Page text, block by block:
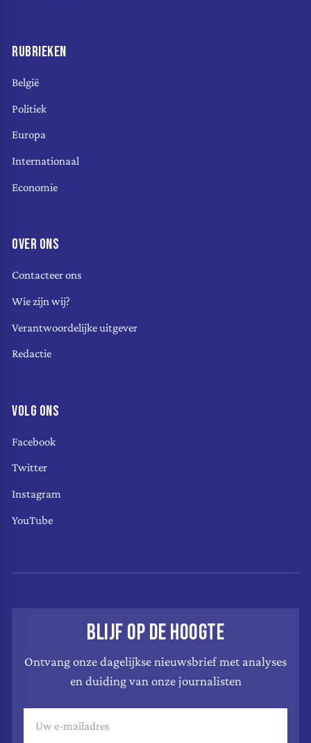
RUBRIEKEN
België
Politiek
Europa
Internationaal
Economie
OVER ONS
Contacteer ons
Wie zijn wij?
Verantwoordelijke uitgever
Redactie
VOLG ONS
Facebook
Twitter
Instagram
YouTube
BLIJF OP DE HOOGTE
Ontvang onze dagelijkse nieuwsbrief met analyses
en duiding van onze journalisten